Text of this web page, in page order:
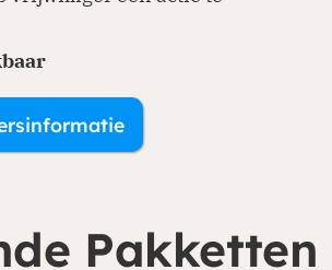
Pakketten